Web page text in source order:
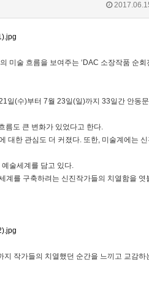
미술 흐름을 보여주는 ‘DAC 소장작품 순회
일(수)부터 7월 23일(일)까지 33일간 안동
름도 큰 변화가 있었다고 한다.
대한 관심도 더 커졌다. 또한, 미술계에는
술세계를 담고 있다.
계를 구축하려는 신진작가들의 치열함을 엿
작가들의 치열했던 순간을 느끼고 교감하